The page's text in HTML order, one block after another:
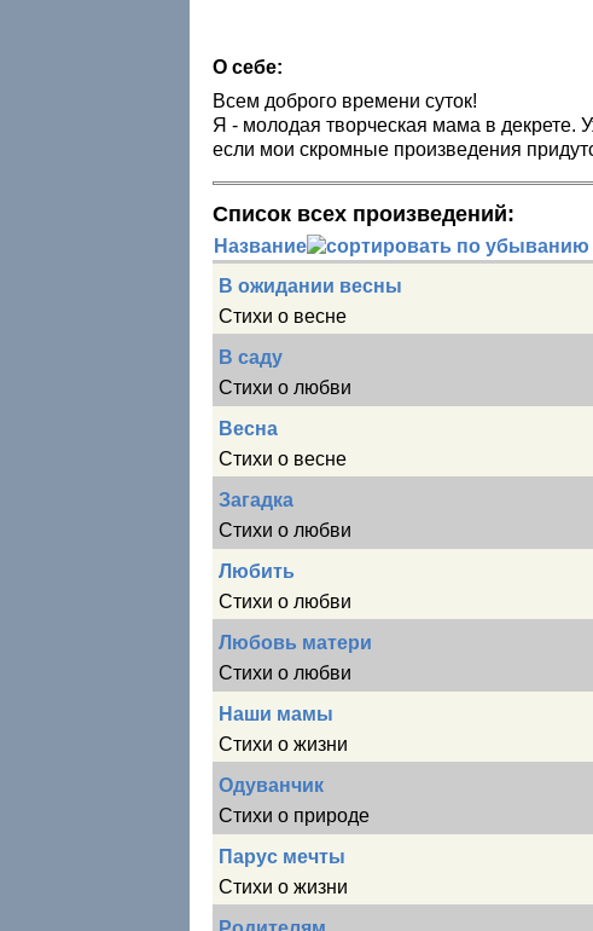
О себе:
Всем доброго времени суток!
Я - молодая творческая мама в декрете.
если мои скромные произведения
Список всех произведений:
Название
В ожидании весны
Стихи о весне
В саду
Стихи о любви
Весна
Стихи о весне
Загадка
Стихи о любви
Любить
Стихи о любви
Любовь матери
Стихи о любви
Наши мамы
Стихи о жизни
Одуванчик
Стихи о природе
Парус мечты
Стихи о жизни